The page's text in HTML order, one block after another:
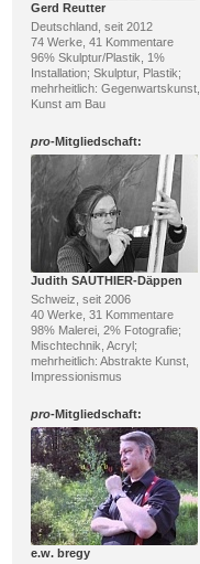
Gerd Reutter
Deutschland, seit 2012
74 Werke, 41 Kommentare
96% Skulptur/Plastik, 1%
Installation; Skulptur, Plastik;
mehrheitlich: Gegenwartskunst,
Kunst am Bau
pro-Mitgliedschaft:
Judith SAUTHIER-Däppen
Schweiz, seit 2006
40 Werke, 31 Kommentare
98% Malerei, 2% Fotografie;
Mischtechnik, Acryl;
mehrheitlich: Abstrakte Kunst,
Impressionismus
pro-Mitgliedschaft:
e.w. bregy